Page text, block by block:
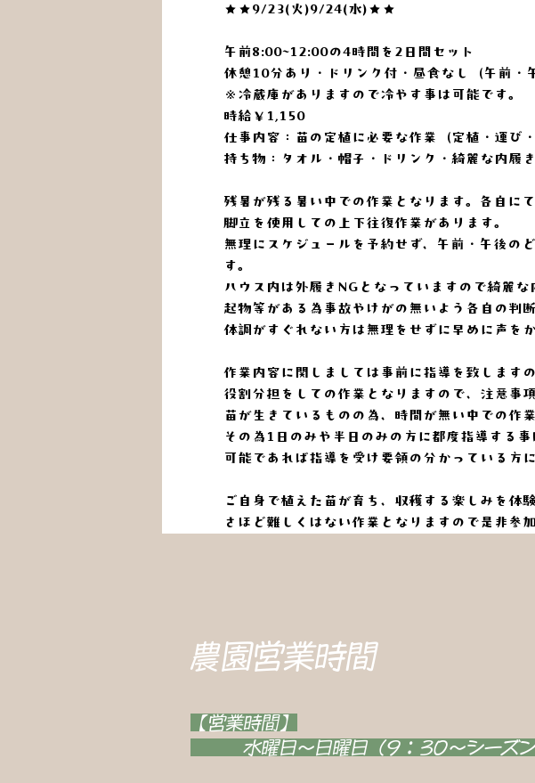
★★9/23(火)9/24(水)★★
午前8:00~12:00の4時間を2日間セット
休憩10分あり・ドリンク付・昼食なし（午前・
※冷蔵庫がありますので冷やす事は可能です。
時給￥1,150
仕事内容：苗の定植に必要な作業（定植・運び・
持ち物：タオル・帽子・ドリンク・綺麗な内履
残暑が残る暑い中での作業となります。各自に
脚立を使用しての上下往復作業があります。
無理にスケジュールを予約せず、午前・午後の
す。
ハウス内は外履きNGとなっていますので綺麗
起物等がある為事故やけがの無いよう各自の判
体調がすぐれない方は無理をせずに早めに声を
作業内容に関しましては事前に指導を致します
役割分担をしての作業となりますので、注意事
苗が生きているものの為、時間が無い中での作
その為1日のみや半日のみの方に都度指導する
可能であれば指導を受け要領の分かっている方
ご自身で植えた苗が育ち、収穫する楽しみを体
さほど難しくはない作業となりますので是非参
農園営業時間
【営業時間】
水曜日～日曜日（9：30～シーズン